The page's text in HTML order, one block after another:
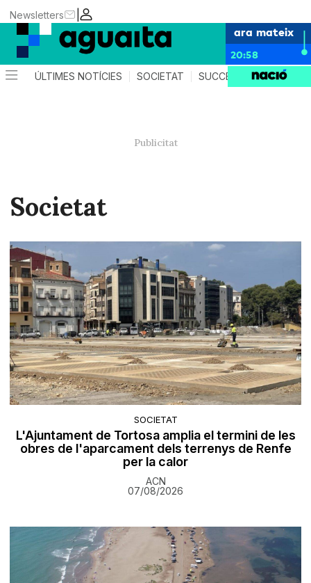
|
Newsletters
ara mateix
20:58
ÚLTIMES NOTÍCIES SOCIETAT SUCCESSOS AGENDA
Societat
SOCIETAT
L'Ajuntament de Tortosa amplia el termini de les
obres de l'aparcament dels terrenys de Renfe
per la calor
ACN
07/08/2026